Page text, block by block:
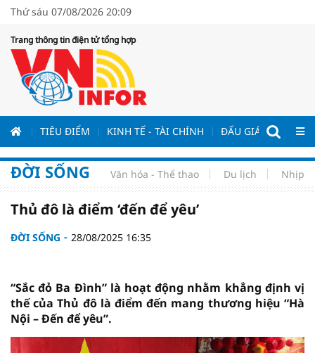
Thứ sáu 07/08/2026 20:09
Trang thông tin điện tử tổng hợp
TIÊU ĐIỂM KINH TẾ - TÀI CHÍNH ĐẤU GIÁ - ĐẤU
ĐỜI SỐNG Văn hóa - Thể thao Du lịch Nhịp
Thủ đô là điểm ‘đến để yêu’
ĐỜI SỐNG 28/08/2025 16:35
“Sắc đỏ Ba Đình” là hoạt động nhằm khẳng định vị
thế của Thủ đô là điểm đến mang thương hiệu “Hà
Nội – Đến để yêu”.